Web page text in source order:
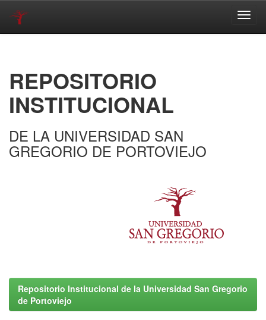
REPOSITORIO
INSTITUCIONAL
DE LA UNIVERSIDAD SAN
GREGORIO DE PORTOVIEJO
Repositorio Institucional de la Universidad San Gregorio
de Portoviejo